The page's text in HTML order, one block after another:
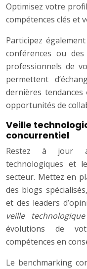
Optimisez votre
compétences clés et
Participez
conférences ou
professionnels de
permettent
dernières
opportunités de
Veille
concurrentiel
Restez à jour
technologiques et
secteur. Mettez en
des blogs
et des leaders
veille technologique
évolutions de
compétences en
Le benchmarking